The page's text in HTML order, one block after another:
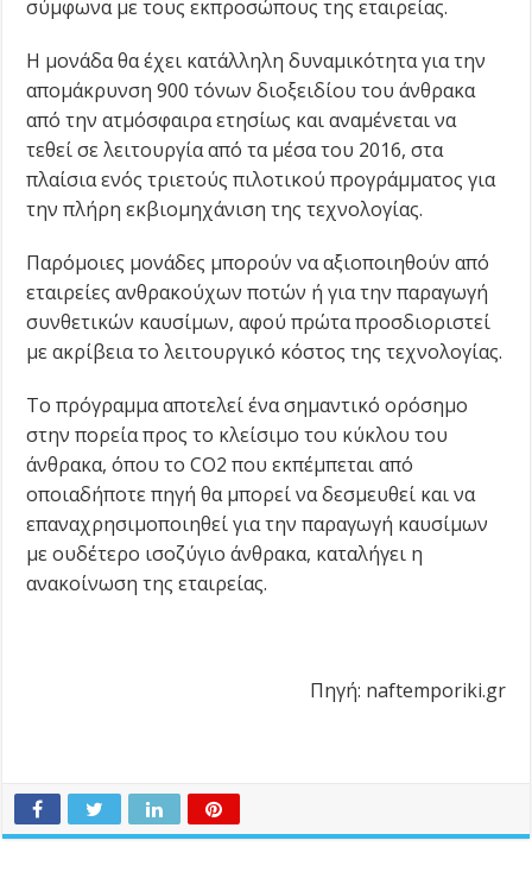
σύμφωνα με τους εκπροσώπους της εταιρείας.
Η μονάδα θα έχει κατάλληλη δυναμικότητα για την
απομάκρυνση 900 τόνων διοξειδίου του άνθρακα
από την ατμόσφαιρα ετησίως και αναμένεται να
τεθεί σε λειτουργία από τα μέσα του 2016, στα
πλαίσια ενός τριετούς πιλοτικού προγράμματος για
την πλήρη εκβιομηχάνιση της τεχνολογίας.
Παρόμοιες μονάδες μπορούν να αξιοποιηθούν από
εταιρείες ανθρακούχων ποτών ή για την παραγωγή
συνθετικών καυσίμων, αφού πρώτα προσδιοριστεί
με ακρίβεια το λειτουργικό κόστος της τεχνολογίας.
Το πρόγραμμα αποτελεί ένα σημαντικό ορόσημο
στην πορεία προς το κλείσιμο του κύκλου του
άνθρακα, όπου το CO2 που εκπέμπεται από
οποιαδήποτε πηγή θα μπορεί να δεσμευθεί και να
επαναχρησιμοποιηθεί για την παραγωγή καυσίμων
με ουδέτερο ισοζύγιο άνθρακα, καταλήγει η
ανακοίνωση της εταιρείας.
Πηγή: naftemporiki.gr